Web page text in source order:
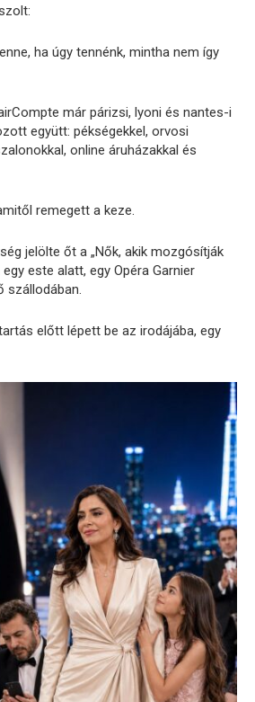
ha úgy tennénk, mintha nem így
már párizsi, lyoni és nantes-i
együtt: pékségekkel, orvosi
online áruházakkal és
remegett a keze.
jelölte őt a „Nők, akik mozgósítják
este alatt, egy Opéra Garnier
szállodában.
előtt lépett be az irodájába, egy